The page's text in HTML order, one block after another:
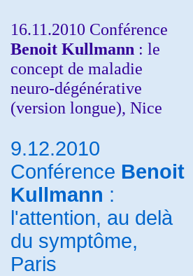
16.11.2010 Conférence
Benoit Kullmann : le
concept de maladie
neuro-dégénérative
(version longue), Nice
9.12.2010
Conférence Benoit
Kullmann :
l'attention, au delà
du symptôme,
Paris